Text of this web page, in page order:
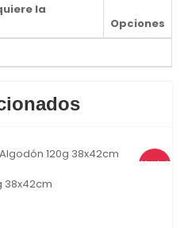
la
Opciones
Venta!
38x42cm